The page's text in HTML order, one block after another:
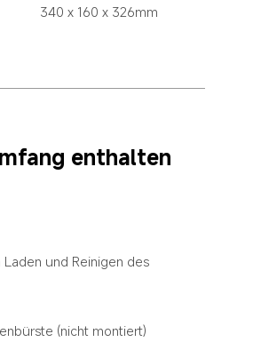
340 x 160 x 326mm
enthalten
und Reinigen des
(nicht montiert)